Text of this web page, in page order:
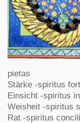
pietas
Stärke -spiritus
Einsicht -spiritus
Weisheit -spiritus
Rat -spiritus